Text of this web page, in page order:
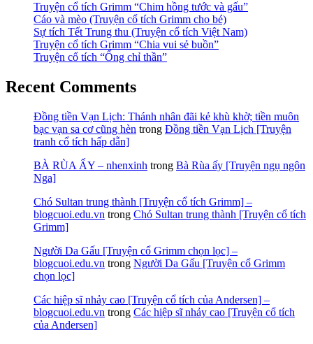
Truyện cổ tích Grimm “Chim hồng tước và gấu”
Cáo và mèo (Truyện cổ tích Grimm cho bé)
Sự tích Tết Trung thu (Truyện cổ tích Việt Nam)
Truyện cổ tích Grimm “Chia vui sẻ buồn”
Truyện cổ tích “Ống chỉ thần”
Recent Comments
Đồng tiền Vạn Lịch: Thánh nhân đãi kẻ khù khờ; tiền muôn
bạc vạn sa cơ cũng hèn trong Đồng tiền Vạn Lịch [Truyện
tranh cổ tích hấp dẫn]
BÀ RÙA ẤY – nhenxinh trong Bà Rùa ấy [Truyện ngụ ngôn
Nga]
Chó Sultan trung thành [Truyện cổ tích Grimm] –
blogcuoi.edu.vn trong Chó Sultan trung thành [Truyện cổ tích
Grimm]
Người Da Gấu [Truyện cổ Grimm chọn lọc] –
blogcuoi.edu.vn trong Người Da Gấu [Truyện cổ Grimm
chọn lọc]
Các hiệp sĩ nhảy cao [Truyện cổ tích của Andersen] –
blogcuoi.edu.vn trong Các hiệp sĩ nhảy cao [Truyện cổ tích
của Andersen]